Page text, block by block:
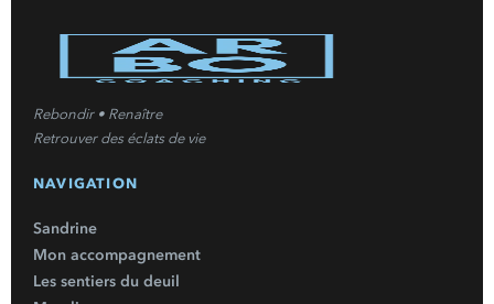
Rebondir • Renaître
Retrouver des éclats de vie
NAVIGATION
Sandrine
Mon accompagnement
Les sentiers du deuil